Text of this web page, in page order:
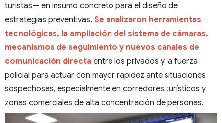
turistas— en insumo concreto para el diseño de
estrategias preventivas. Se analizaron herramientas
tecnológicas, la ampliación del sistema de cámaras,
mecanismos de seguimiento y nuevos canales de
comunicación directa entre los privados y la fuerza
policial para actuar con mayor rapidez ante situaciones
sospechosas, especialmente en corredores turísticos y
zonas comerciales de alta concentración de personas.